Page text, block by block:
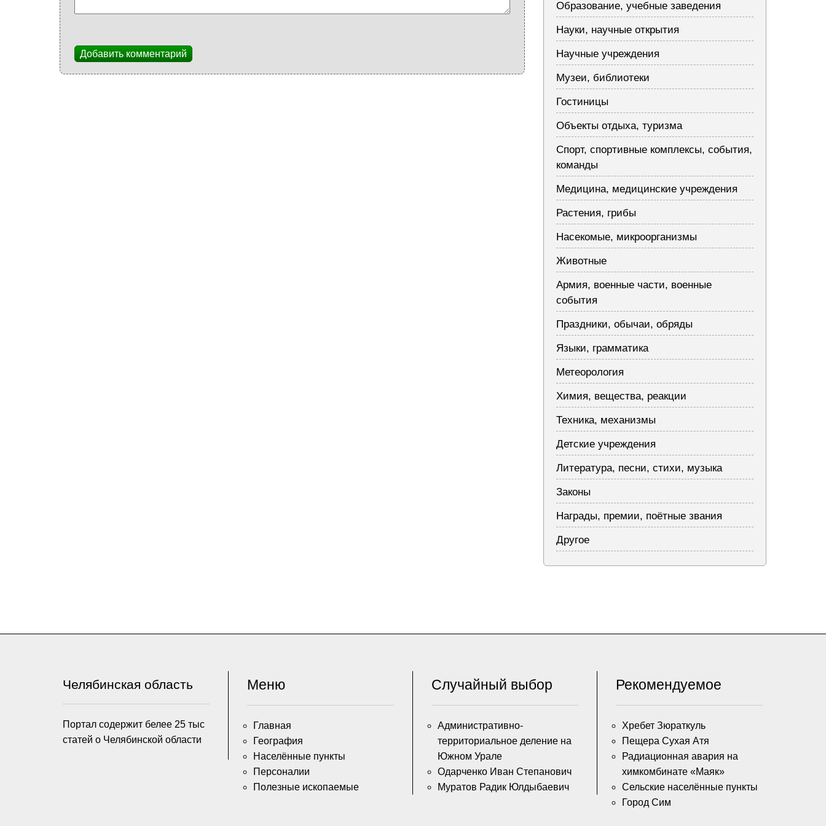
Добавить комментарий
Образование, учебные заведения
Науки, научные открытия
Научные учреждения
Музеи, библиотеки
Гостиницы
Объекты отдыха, туризма
Спорт, спортивные комплексы, события,
команды
Медицина, медицинские учреждения
Растения, грибы
Насекомые, микроорганизмы
Животные
Армия, военные части, военные
события
Праздники, обычаи, обряды
Языки, грамматика
Метеорология
Химия, вещества, реакции
Техника, механизмы
Детские учреждения
Литература, песни, стихи, музыка
Законы
Награды, премии, поётные звания
Другое
Челябинская область
Портал содержит белее 25 тыс
статей о Челябинской области
Меню
Главная
География
Населённые пункты
Персоналии
Полезные ископаемые
Случайный выбор
Административно-
территориальное деление на
Южном Урале
Одарченко Иван Степанович
Муратов Радик Юлдыбаевич
Рекомендуемое
Хребет Зюраткуль
Пещера Сухая Атя
Радиационная авария на
химкомбинате «Маяк»
Сельские населённые пункты
Город Сим